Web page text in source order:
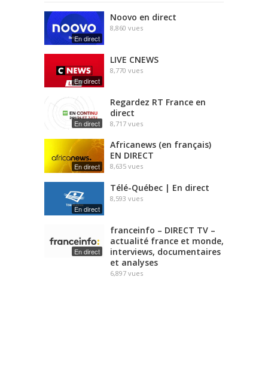
En direct
Noovo en direct
8,860 vues
En direct
LIVE CNEWS
8,770 vues
En direct
Regardez RT France en
direct
8,717 vues
En direct
Africanews (en français)
EN DIRECT
8,635 vues
En direct
Télé-Québec | En direct
8,593 vues
En direct
franceinfo – DIRECT TV –
actualité france et monde,
interviews, documentaires
et analyses
6,897 vues